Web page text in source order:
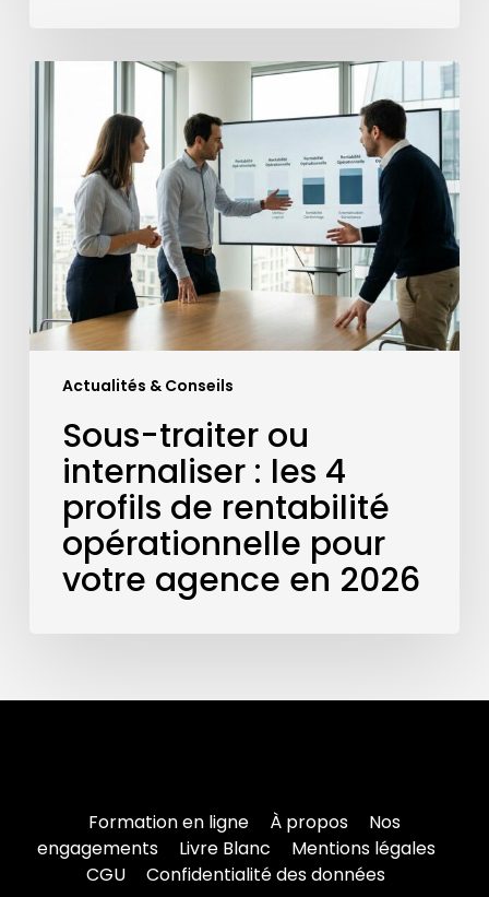
Actualités & Conseils
internaliser
profils
rentabilité
opérationnelle
votre
2026
Sous-traiter ou
internaliser : les 4
profils de rentabilité
opérationnelle pour
votre agence en 2026
Formation en ligne À propos
Nos
engagements
Livre Blanc
Mentions légales
CGU
Confidentialité des données